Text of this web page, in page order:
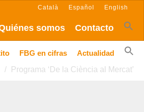
somos Contacto
Català Español English
FBG en cifras
Actualidad
Programa ‘De la Ciència al Mercat’